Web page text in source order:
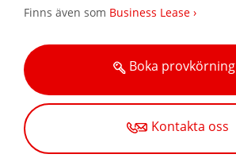
Finns även som Business Lease ›
Boka provkörning
Kontakta oss